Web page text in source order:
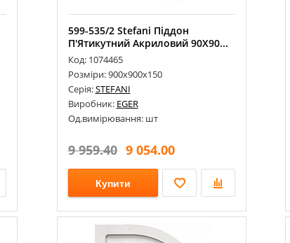
599-535/2 Stefani Піддон
П'Ятикутний Акриловий 90Х90...
Код: 1074465
Розміри: 900х900х150
Серія:STEFANI
Виробник: EGER
Од.вимірювання: шт
9 959.40 9 054.00
Купити